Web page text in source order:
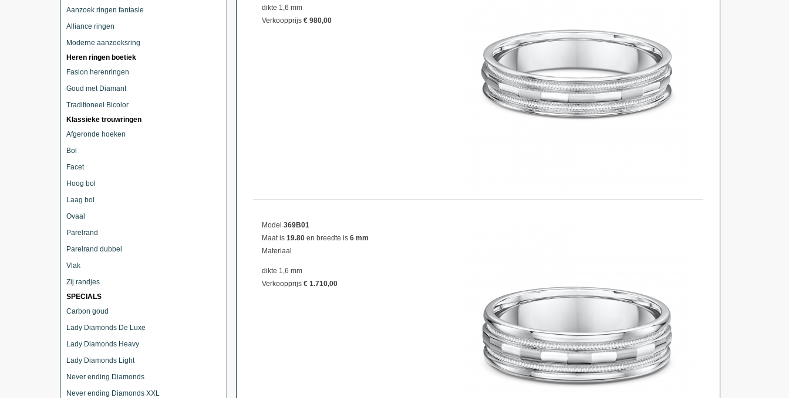
dikte 1,6 mm
Verkoopprijs € 980,00
Model 369B01
Maat is 19.80 en breedte is 6 mm
Materiaal
dikte 1,6 mm
Verkoopprijs € 1.710,00
Aanzoek ringen fantasie
Alliance ringen
Moderne aanzoeksring
Heren ringen boetiek
Fasion herenringen
Goud met Diamant
Traditioneel Bicolor
Klassieke trouwringen
Afgeronde hoeken
Bol
Facet
Hoog bol
Laag bol
Ovaal
Parelrand
Parelrand dubbel
Vlak
Zij randjes
SPECIALS
Carbon goud
Lady Diamonds De Luxe
Lady Diamonds Heavy
Lady Diamonds Light
Never ending Diamonds
Never ending Diamonds XXL